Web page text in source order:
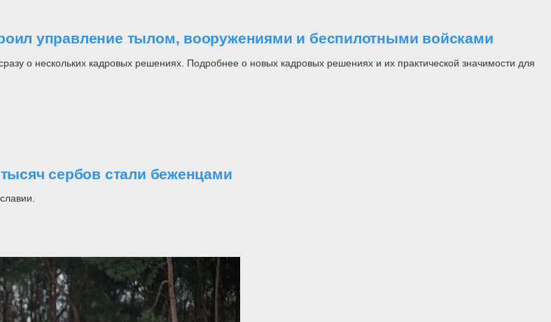
управление тылом, вооружениями и беспилотными войсками
о нескольких кадровых решениях. Подробнее о новых кадровых решениях и их практической значимости для
сербов стали беженцами